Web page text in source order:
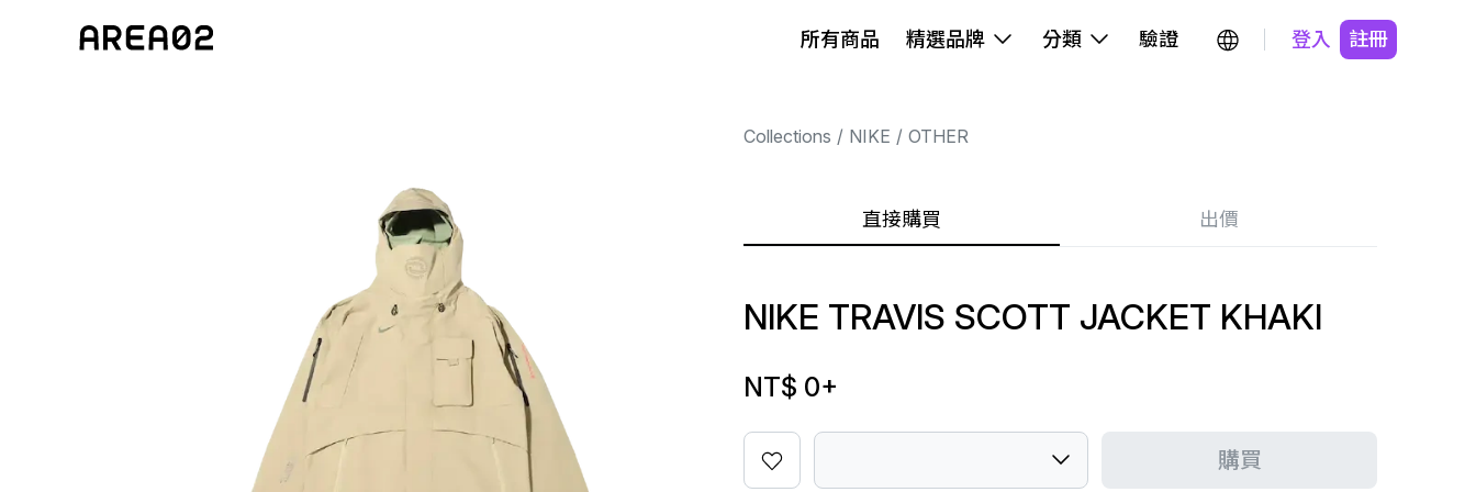
所有商品 精選品牌 分類 驗證 登入 註冊
Collections NIKE OTHER
直接購買 出價
NIKE TRAVIS SCOTT JACKET KHAKI
NT$ 0+
購買